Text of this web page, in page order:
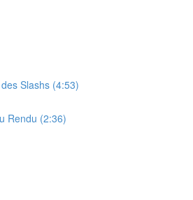
Slashs (4:53)
Rendu (2:36)